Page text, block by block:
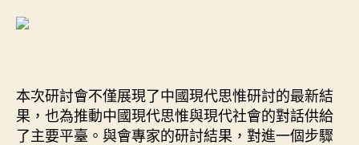
本次研討會不僅展現了中國現代思惟研討的最新結
果，也為推動中國現代思惟與現代社會的對話供給
了主要平臺。與會專家的研討結果，對進一個步驟